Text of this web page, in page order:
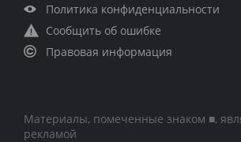
Политика конфиденциальности
Сообщить об ошибке
Правовая информация
Материалы, помеченные знаком ■,
рекламой